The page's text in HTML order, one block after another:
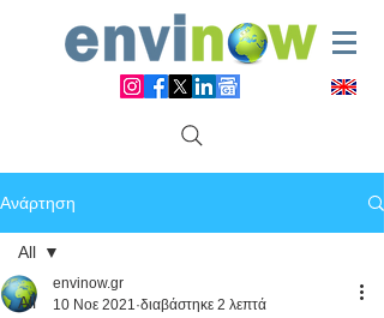
Ανάρτηση
All
All
envinow.gr
10 Νοε 2021 διαβάστηκε 2 λεπτά